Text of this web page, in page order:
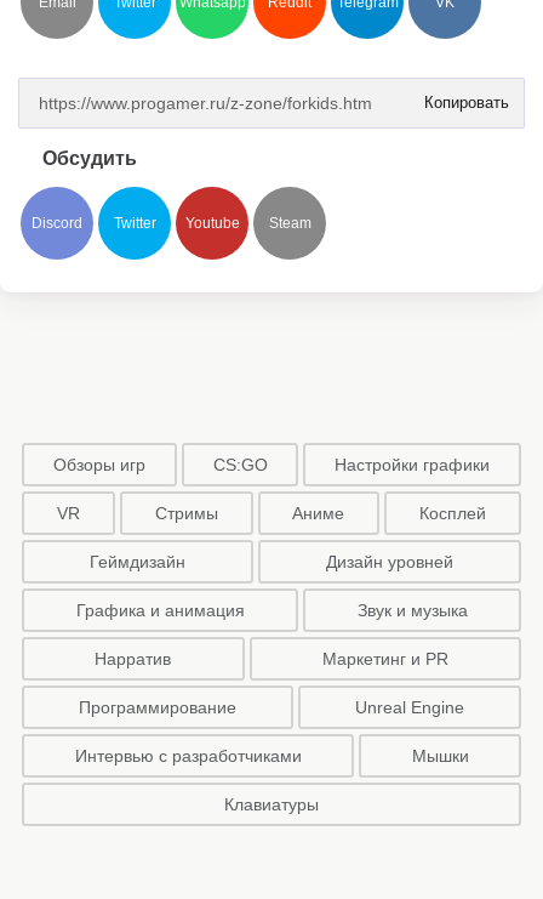
Копировать
Обсудить
Discord Twitter Youtube Steam
Обзоры игр CS:GO Настройки графики
VR Стримы Аниме Косплей
Геймдизайн Дизайн уровней
Графика и анимация Звук и музыка
Нарратив Маркетинг и PR
Программирование Unreal Engine
Интервью с разработчиками Мышки
Клавиатуры